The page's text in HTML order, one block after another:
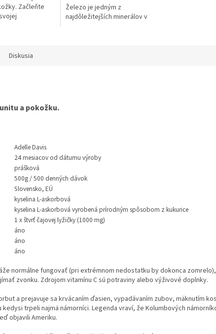
Začleňte
Železo je jedným z
najdôležitejších minerálov v
Diskusia
a pokožku.
Adelle Davis
24 mesiacov od dátumu výroby
prášková
500g / 500 denných dávok
Slovensko, EÚ
kyselina L-askorbová
kyselina L-askorbová vyrobená prírodným spôsobom z kukurice
1 x štvrť čajovej lyžičky (1000 mg)
áno
áno
áno
normálne fungovať (pri extrémnom nedostatku by dokonca
zvonku. Zdrojom vitamínu C sú potraviny alebo výživové doplnky.
a prejavuje sa krvácaním ďasien, vypadávaním zubov, mäknutím
trpeli najmä námorníci. Legenda vraví, že Kolumbových
objavili Ameriku.